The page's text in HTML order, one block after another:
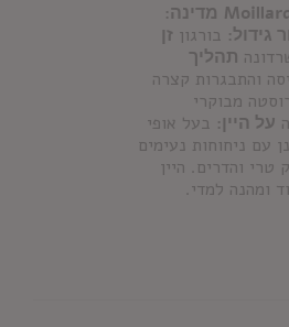
מדינה:
גידול: בורגון זן
תהליך
והתבגרות קצרה
מבוקרי
על היין: בעל אופי
עם ניחוחות נעימים
והדרים. היין
ומהנה למדי.